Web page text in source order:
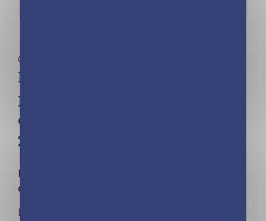
Calendriers familiaux
Frigobloc Mensuel Année
positive 2027 – Calendrier
organiseur familial (de sept.
2026 à déc. 2027)
FRIGOBLOC©, CHOISISSEZ L'ORIGINAL ! N°1
des ventes de calendriers familiaux !
Le calendrier qui tient sur